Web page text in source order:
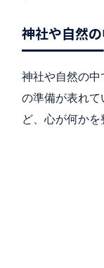
神社や自然
神社や自然の
の準備が表れ
ど、心が何かを